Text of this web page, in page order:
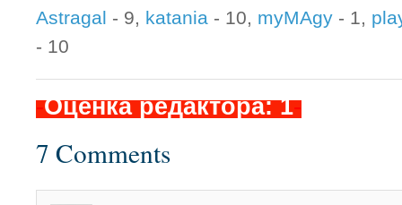
Astragal - 9, katania - 10, myMAgy - 1,
- 10
-Оценка редактора: 1-
7 Comments